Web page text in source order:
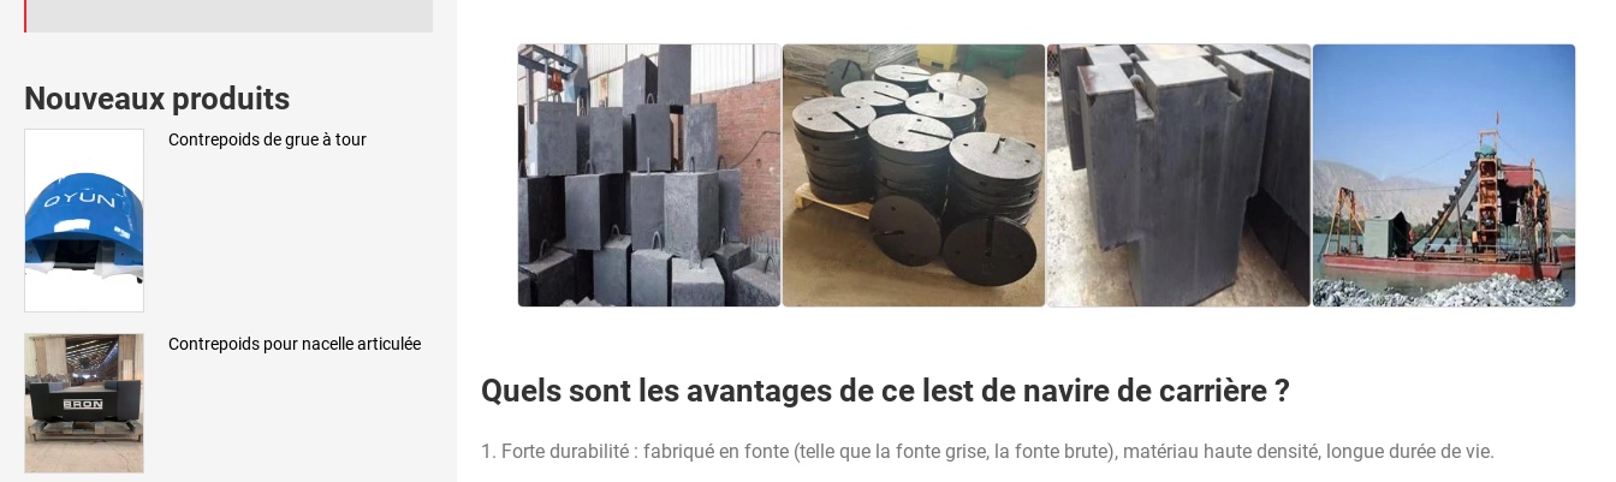
Nouveaux produits
Contrepoids de grue à tour
Contrepoids pour nacelle articulée
Quels sont les avantages de ce lest de navire de carrière ?
1. Forte durabilité : fabriqué en fonte (telle que la fonte grise, la fonte brute), matériau haute densité, longue durée de vie.